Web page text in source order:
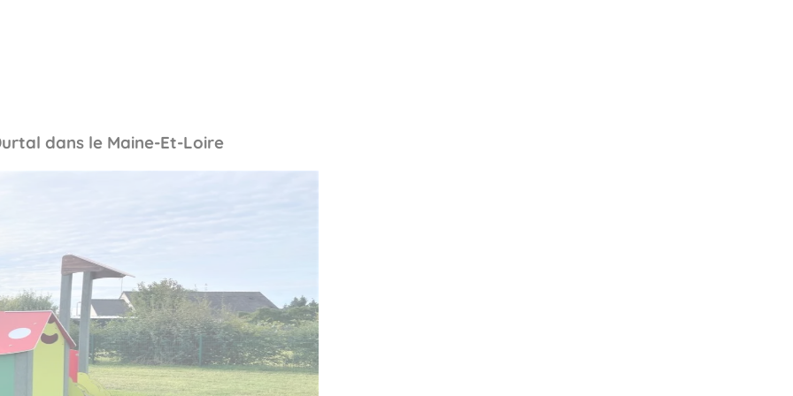
sportifs
dans le Maine-Et-Loire